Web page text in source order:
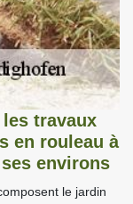
travaux
en rouleau à
environs
le jardin